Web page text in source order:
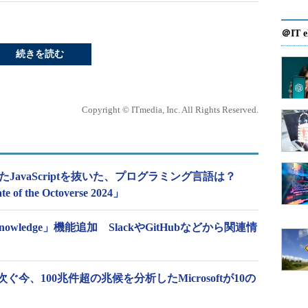
続きを読む
Copyright © ITmedia, Inc. All Rights Reserved.
JavaScriptを抜いた、プログラミング言語は？
of the Octoverse 2024」
」機能追加 SlackやGitHubなどから関連情
ぐ今、100兆件超の兆候を分析したMicrosoftが10の
＠IT